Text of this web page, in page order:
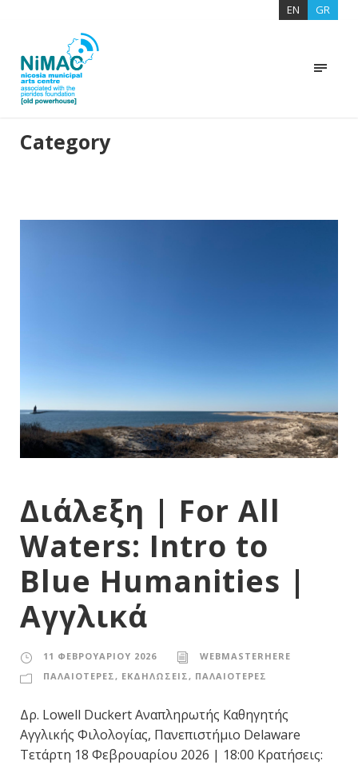
EN GR
Category
Διάλεξη | For All
Waters: Intro to
Blue Humanities |
Αγγλικά
11 ΦΕΒΡΟΥΑΡΊΟΥ 2026
WEBMASTERHERE
ΠΑΛΑΙΟΤΕΡΕΣ, ΕΚΔΗΛΩΣΕΙΣ, ΠΑΛΑΙΟΤΕΡΕΣ
Δρ. Lowell Duckert Αναπληρωτής Καθηγητής
Αγγλικής Φιλολογίας, Πανεπιστήμιο Delaware
Τετάρτη 18 Φεβρουαρίου 2026 | 18:00 Κρατήσεις: